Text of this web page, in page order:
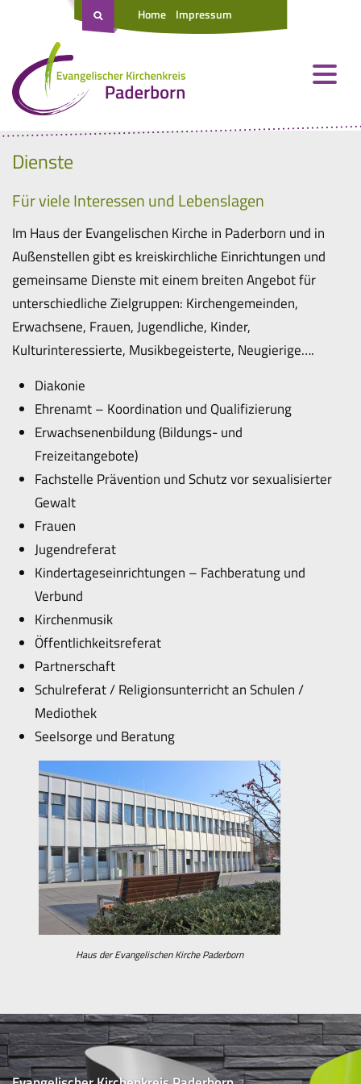
Home Impressum
Dienste
Für viele Interessen und Lebenslagen
Im Haus der Evangelischen Kirche in Paderborn und in
Außenstellen gibt es kreiskirchliche Einrichtungen und
gemeinsame Dienste mit einem breiten Angebot für
unterschiedliche Zielgruppen: Kirchengemeinden,
Erwachsene, Frauen, Jugendliche, Kinder,
Kulturinteressierte, Musikbegeisterte, Neugierige….
Diakonie
Ehrenamt – Koordination und Qualifizierung
Erwachsenenbildung (Bildungs- und
Freizeitangebote)
Fachstelle Prävention und Schutz vor sexualisierter
Gewalt
Frauen
Jugendreferat
Kindertageseinrichtungen – Fachberatung und
Verbund
Kirchenmusik
Öffentlichkeitsreferat
Partnerschaft
Schulreferat / Religionsunterricht an Schulen /
Mediothek
Seelsorge und Beratung
Haus der Evangelischen Kirche Paderborn